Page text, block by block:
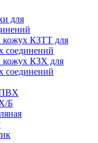
для
КЗТТ для
соединений
КЗХ для
соединений
ПВХ
Б